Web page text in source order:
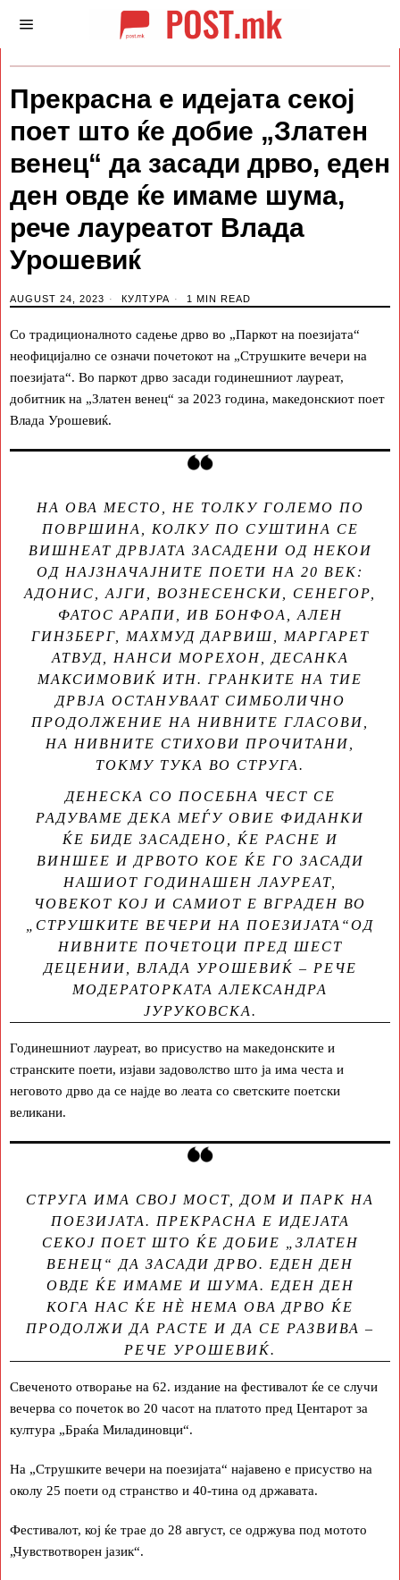
Прекрасна е идејата секој
поет што ќе добие „Златен
венец“ да засади дрво, еден
ден овде ќе имаме шума,
рече лауреатот Влада
Урошевиќ
AUGUST 24, 2023 КУЛТУРА 1 MIN READ
Со традиционалното садење дрво во „Паркот на поезијата“
неофицијално се означи почетокот на „Струшките вечери на
поезијата“. Во паркот дрво засади годинешниот лауреат,
добитник на „Златен венец“ за 2023 година, македонскиот поет
Влада Урошевиќ.
НА ОВА МЕСТО, НЕ ТОЛКУ ГОЛЕМО ПО
ПОВРШИНА, КОЛКУ ПО СУШТИНА СЕ
ВИШНЕАТ ДРВЈАТА ЗАСАДЕНИ ОД НЕКОИ
ОД НАЈЗНАЧАЈНИТЕ ПОЕТИ НА 20 ВЕК:
АДОНИС, АЈГИ, ВОЗНЕСЕНСКИ, СЕНЕГОР,
ФАТОС АРАПИ, ИВ БОНФOА, АЛЕН
ГИНЗБЕРГ, МАХМУД ДАРВИШ, МАРГАРЕТ
АТВУД, НАНСИ МОРЕХОН, ДЕСАНКА
МАКСИМОВИЌ ИТН. ГРАНКИТЕ НА ТИЕ
ДРВЈА ОСТАНУВААТ СИМБОЛИЧНО
ПРОДОЛЖЕНИЕ НА НИВНИТЕ ГЛАСОВИ,
НА НИВНИТЕ СТИХОВИ ПРОЧИТАНИ,
ТОКМУ ТУКА ВО СТРУГА.
ДЕНЕСКА СО ПОСЕБНА ЧЕСТ СЕ
РАДУВАМЕ ДЕКА МЕЃУ ОВИЕ ФИДАНКИ
ЌЕ БИДЕ ЗАСАДЕНО, ЌЕ РАСНЕ И
ВИНШЕЕ И ДРВОТО КОЕ ЌЕ ГО ЗАСАДИ
НАШИОТ ГОДИНАШЕН ЛАУРЕАТ,
ЧОВЕКОТ КОЈ И САМИОТ Е ВГРАДЕН ВО
„СТРУШКИТЕ ВЕЧЕРИ НА ПОЕЗИЈАТА“ОД
НИВНИТЕ ПОЧЕТОЦИ ПРЕД ШЕСТ
ДЕЦЕНИИ, ВЛАДА УРОШЕВИЌ – РЕЧЕ
МОДЕРАТОРКАТА АЛЕКСАНДРА
ЈУРУКОВСКА.
Годинешниот лауреат, во присуство на македонските и
странските поети, изјави задоволство што ја има честа и
неговото дрво да се најде во леата со светските поетски
великани.
СТРУГА ИМА СВОЈ МОСТ, ДОМ И ПАРК НА
ПОЕЗИЈАТА. ПРЕКРАСНА Е ИДЕЈАТА
СЕКОЈ ПОЕТ ШТО ЌЕ ДОБИЕ „ЗЛАТЕН
ВЕНЕЦ“ ДА ЗАСАДИ ДРВО. ЕДЕН ДЕН
ОВДЕ ЌЕ ИМАМЕ И ШУМА. ЕДЕН ДЕН
КОГА НАС ЌЕ НЀ НЕМА ОВА ДРВО ЌЕ
ПРОДОЛЖИ ДА РАСТЕ И ДА СЕ РАЗВИВА –
РЕЧЕ УРОШЕВИЌ.
Свеченото отворање на 62. издание на фестивалот ќе се случи
вечерва со почеток во 20 часот на платото пред Центарот за
култура „Браќа Миладиновци“.
На „Струшките вечери на поезијата“ најавено е присуство на
околу 25 поети од странство и 40-тина од државата.
Фестивалот, кој ќе трае до 28 август, се одржува под мотото
„Чувствотворен јазик“.